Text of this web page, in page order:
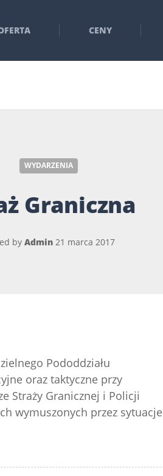
CENY
WYDARZENIA
Graniczna
by Admin 21 marca 2017
Pododdziału
oraz taktyczne przy
Straży Granicznej i Policji
wymuszonych przez sytuacje